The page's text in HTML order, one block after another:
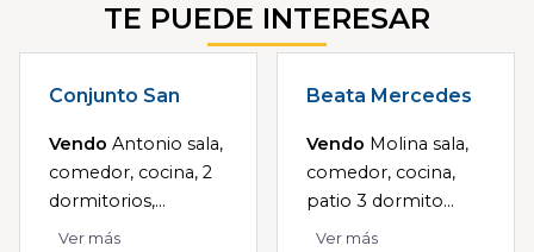
TE PUEDE INTERESAR
Conjunto San
Vendo Antonio sala,
comedor, cocina, 2
dormitorios,...
Ver más
Beata Mercedes
Vendo Molina sala,
comedor, cocina,
patio 3 dormito...
Ver más